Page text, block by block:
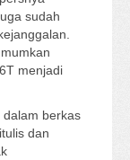
sudah
menjadi
dalam berkas
dan